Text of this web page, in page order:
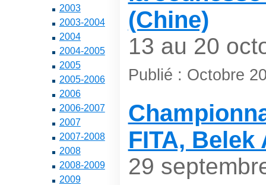
2003
2003-2004
2004
2004-2005
2005
2005-2006
2006
2006-2007
2007
2007-2008
2008
2008-2009
2009
(Chine)
13 au 20
Publié : Octobre
FITA, Belek
29